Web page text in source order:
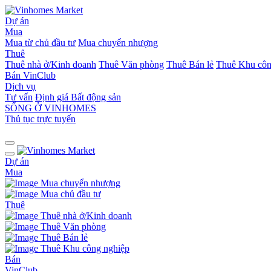
Dự án
Mua
Mua từ chủ đầu tư Mua chuyển nhượng
Thuê
Thuê nhà ở/Kinh doanh Thuê Văn phòng Thuê Bán lẻ Thuê Khu
Bán VinClub
Dịch vụ
Tư vấn Định giá Bất động sản
SỐNG Ở VINHOMES
Thủ tục trực tuyến
Dự án
Mua
Mua chuyển nhượng
Mua chủ đầu tư
Thuê
Thuê nhà ở/Kinh doanh
Thuê Văn phòng
Thuê Bán lẻ
Thuê Khu công nghiệp
Bán